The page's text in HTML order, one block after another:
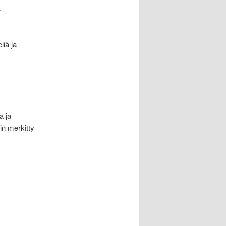
ja
ja
merkitty